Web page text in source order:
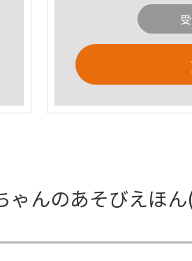
んのあそびえほ